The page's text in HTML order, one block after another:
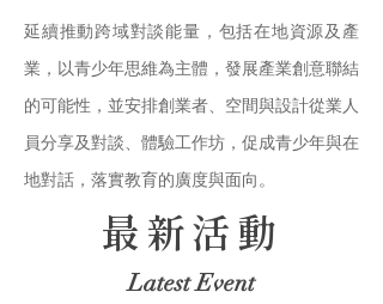
延續推動跨域對談能量，包括在地資源及產
業，以青少年思維為主體，發展產業創意聯結
的可能性，並安排創業者、空間與設計從業人
員分享及對談、體驗工作坊，促成青少年與在
地對話，落實教育的廣度與面向。
最新活動
Latest Event